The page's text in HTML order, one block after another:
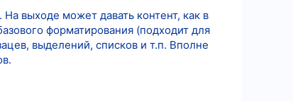
выходе может давать контент, как в
форматирования (подходит для
выделений, списков и т.п. Вполне